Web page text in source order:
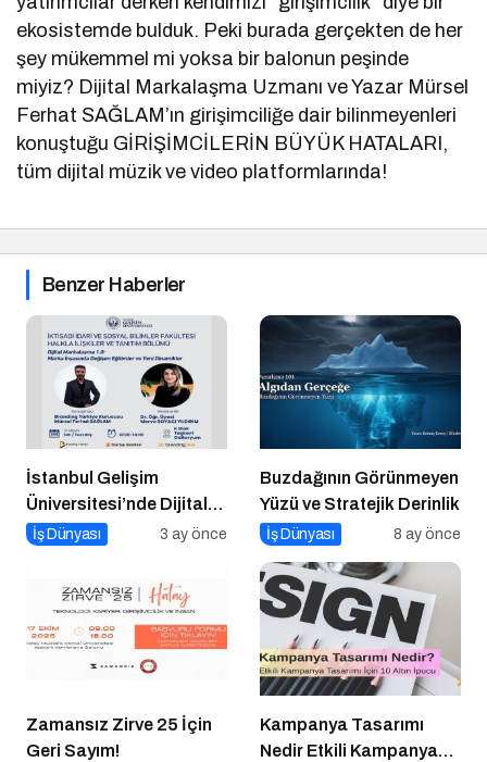
ekosistemde bulduk. Peki burada gerçekten de her
şey mükemmel mi yoksa bir balonun peşinde
miyiz? Dijital Markalaşma Uzmanı ve Yazar Mürsel
Ferhat SAĞLAM’ın girişimciliğe dair bilinmeyenleri
konuştuğu GİRİŞİMCİLERİN BÜYÜK HATALARI,
tüm dijital müzik ve video platformlarında!
Benzer Haberler
İstanbul Gelişim
Üniversitesi’nde Dijital
Markalaşma 1.0 Etkinliği
İş Dünyası 3 ay önce
Buzdağının Görünmeyen
Yüzü ve Stratejik Derinlik
İş Dünyası 8 ay önce
Zamansız Zirve 25 İçin
Geri Sayım!
Kampanya Tasarımı
Nedir Etkili Kampanya